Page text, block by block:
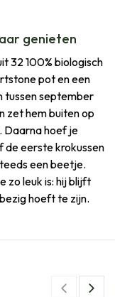
genieten
32 100% biologisch
pot en een
tussen september
zet hem buiten op
Daarna hoef je
de eerste krokussen
een beetje.
zo leuk is: hij blijft
hoeft te zijn.